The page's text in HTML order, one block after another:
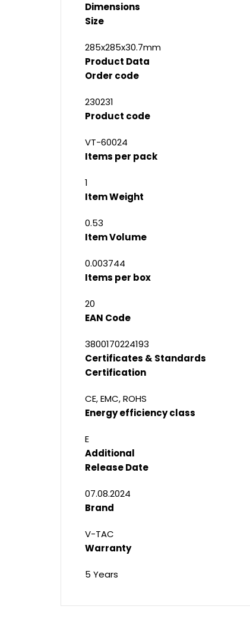
Dimensions
Size
285x285x30.7mm
Product Data
Order code
230231
Product code
VT-60024
Items per pack
1
Item Weight
0.53
Item Volume
0.003744
Items per box
20
EAN Code
3800170224193
Certificates & Standards
Certification
CE, EMC, ROHS
Energy efficiency class
E
Additional
Release Date
07.08.2024
Brand
V-TAC
Warranty
5 Years